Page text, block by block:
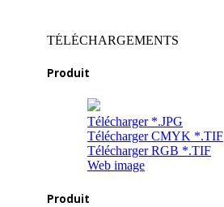
TÉLÉCHARGEMENTS
Produit
Télécharger *.JPG
Télécharger CMYK *.TIF
Télécharger RGB *.TIF
Web image
Produit